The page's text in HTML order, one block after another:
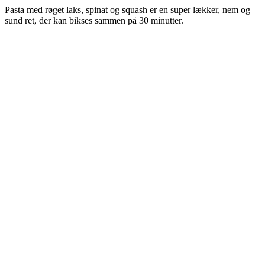
Pasta med røget laks, spinat og squash er en super lækker, nem og
sund ret, der kan bikses sammen på 30 minutter.